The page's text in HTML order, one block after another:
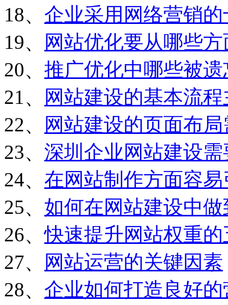
18、 企业采用网络营销
19、
网站优化要从哪些
20、 推广优化中哪些被
21、
网站建设的基本流
22、
网站建设的页面布
23、 深圳企业网站建设
24、 在网站制作方面容
25、 如何在网站建设中
26、快速提升网站权重
27、
网站运营的关键因素
28、 企业如何打造良好